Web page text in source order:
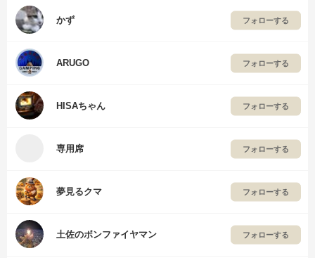
かず フォローする
ARUGO フォローする
HISAちゃん フォローする
専用席 フォローする
夢見るクマ フォローする
土佐のボンファイヤマン フォローする